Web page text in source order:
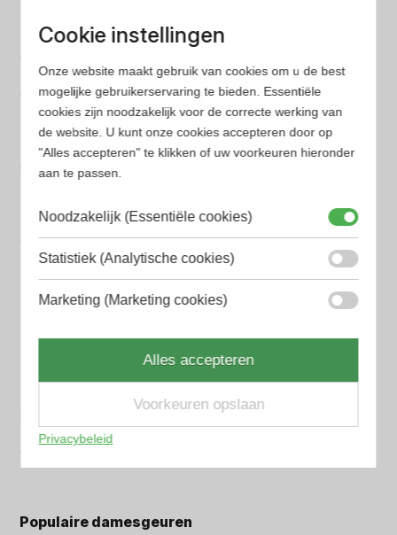
Creed heren parfum
Dior Heren parfum
Geurpakket
Jean Paul Gaultier Heren parfum
Paco Rabanne Heren parfum
Parfum Gift Set
Tom Ford Heren parfum
Versace Heren parfum
Viktor & Rolf Heren parfum
Populaire damesgeuren
Cookie instellingen
Onze website maakt gebruik van cookies om u de best
mogelijke gebruikerservaring te bieden. Essentiële
cookies zijn noodzakelijk voor de correcte werking van
de website. U kunt onze cookies accepteren door op
"Alles accepteren" te klikken of uw voorkeuren hieronder
aan te passen.
Noodzakelijk (Essentiële cookies)
Statistiek (Analytische cookies)
Marketing (Marketing cookies)
Alles accepteren
Voorkeuren opslaan
Privacybeleid